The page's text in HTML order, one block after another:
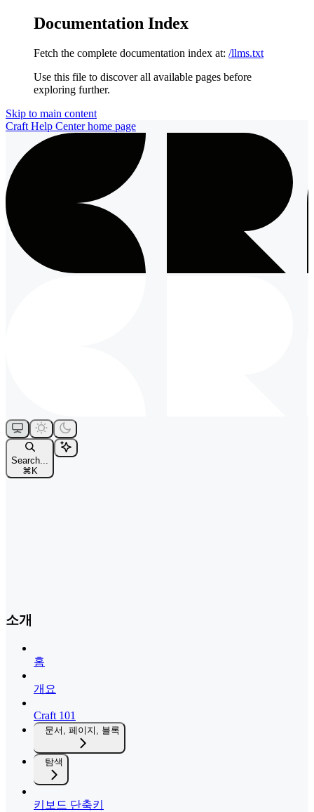
Documentation Index
Fetch the complete documentation index at: /llms.txt
Use this file to discover all available pages before
exploring further.
Skip to main content
Craft Help Centerhome page
Search...
⌘ K
소개
홈
개요
Craft 101
문서, 페이지, 블록
탐색
키보드 단축키